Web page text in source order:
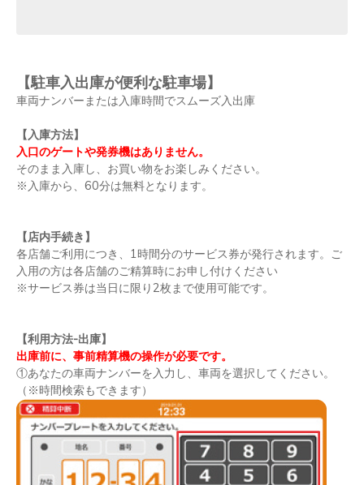
【駐車入出庫が便利な駐車場】
車両ナンバーまたは入庫時間でスムーズ入出庫
【入庫方法】
入口のゲートや発券機はありません。
そのまま入庫し、お買い物をお楽しみください。
※入庫から、60分は無料となります。
【店内手続き】
各店舗ご利用につき、1時間分のサービス券が発行されます。ご
入用の方は各店舗のご精算時にお申し付けください
※サービス券は当日に限り2枚まで使用可能です。
【利用方法-出庫】
出庫前に、事前精算機の操作が必要です。
①あなたの車両ナンバーを入力し、車両を選択してください。
（※時間検索もできます）